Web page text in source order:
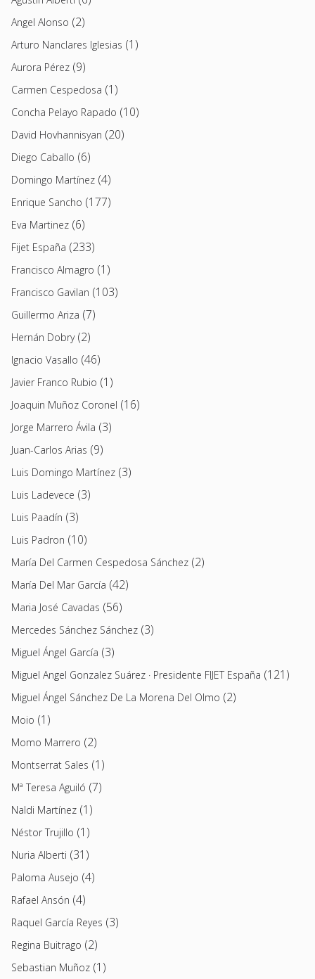
Angel Alonso (2)
Arturo Nanclares Iglesias (1)
Aurora Pérez (9)
Carmen Cespedosa (1)
Concha Pelayo Rapado (10)
David Hovhannisyan (20)
Diego Caballo (6)
Domingo Martínez (4)
Enrique Sancho (177)
Eva Martinez (6)
Fijet España (233)
Francisco Almagro (1)
Francisco Gavilan (103)
Guillermo Ariza (7)
Hernán Dobry(2)
Ignacio Vasallo (46)
Javier Franco Rubio (1)
Joaquin Muñoz Coronel (16)
Jorge Marrero Ávila (3)
Juan-Carlos Arias (9)
Luis Domingo Martínez (3)
Luis Ladevece (3)
Luis Paadín (3)
Luis Padron (10)
María Del Carmen Cespedosa Sánchez (2)
María Del Mar García (42)
Maria José Cavadas (56)
Mercedes Sánchez Sánchez (3)
Miguel Ángel García (3)
Miguel Angel Gonzalez Suárez · Presidente FIJET España (121)
Miguel Ángel Sánchez De La Morena Del Olmo (2)
Moio (1)
Momo Marrero (2)
Montserrat Sales (1)
Mª Teresa Aguiló (7)
Naldi Martínez (1)
Néstor Trujillo (1)
Nuria Alberti (31)
Paloma Ausejo (4)
Rafael Ansón (4)
Raquel García Reyes (3)
Regina Buitrago (2)
Sebastian Muñoz (1)